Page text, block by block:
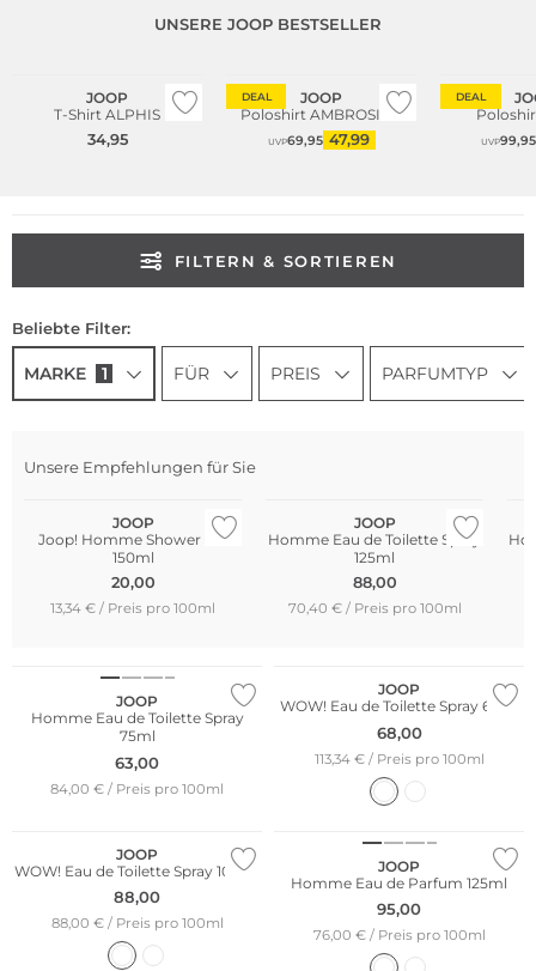
UNSERE JOOP BESTSELLER
JOOP
T-Shirt ALPHIS
34,95
DEAL
JOOP
Poloshirt AMBROSIAN
UVP69,95 47,99
DEAL
UVP99,95
FILTERN & SORTIEREN
Beliebte Filter:
MARKE 1 FÜR PREIS PARFUMTYP
Unsere Empfehlungen für Sie
JOOP
Joop! Homme Shower Gel
150ml
20,00
13,34 € / Preis pro 100ml
JOOP
Homme Eau de Toilette Spray
125ml
88,00
70,40 € / Preis pro 100ml
JOOP
Homme Eau de Toilette Spray
75ml
63,00
84,00 € / Preis pro 100ml
JOOP
WOW! Eau de Toilette Spray 60ml
68,00
113,34 € / Preis pro 100ml
JOOP
WOW! Eau de Toilette Spray 100ml
88,00
88,00 € / Preis pro 100ml
JOOP
Homme Eau de Parfum 125ml
95,00
76,00 € / Preis pro 100ml